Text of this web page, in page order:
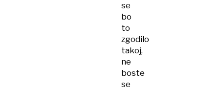
se
bo
to
zgodilo
takoj,
ne
boste
se